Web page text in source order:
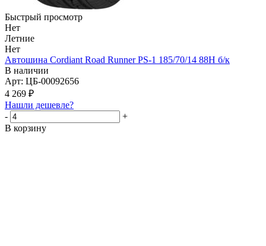
Быстрый просмотр
Нет
Летние
Нет
Автошина Cordiant Road Runner PS-1 185/70/14 88H б/к
В наличии
Арт: ЦБ-00092656
4 269 ₽
Нашли дешевле?
-
+
В корзину